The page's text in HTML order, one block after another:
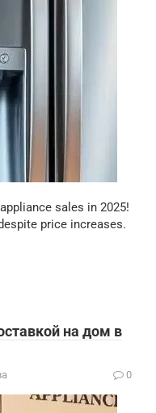
sales in 2025!
price increases.
на дом в
0